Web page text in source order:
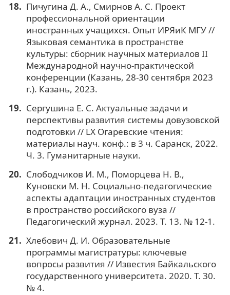
Пичугина Д. А., Смирнов А. С. Проект
профессиональной ориентации
иностранных учащихся. Опыт ИРЯиК МГУ //
Языковая семантика в пространстве
культуры: сборник научных материалов II
Международной научно-практической
конференции (Казань, 28-30 сентября 2023
г.). Казань, 2023.
Сергушина Е. С. Актуальные задачи и
перспективы развития системы довузовской
подготовки // LX Огаревские чтения:
материалы науч. конф.: в 3 ч. Саранск, 2022.
Ч. 3. Гуманитарные науки.
Слободчиков И. М., Поморцева Н. В.,
Куновски М. Н. Социально-педагогические
аспекты адаптации иностранных студентов
в пространство российского вуза //
Педагогический журнал. 2023. Т. 13. № 12-1.
Хлебович Д. И. Образовательные
программы магистратуры: ключевые
вопросы развития // Известия Байкальского
государственного университета. 2020. Т. 30.
№ 4.